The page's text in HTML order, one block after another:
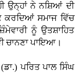
ਉਨ੍ਹਾਂ ਨੇ ਨਸ਼ਿਆਂ ਦੀ
ਕਰਦਿਆਂ ਸਮਾਜ ਵਿੱਚ
ਨੂੰ ਉਤਸ਼ਾਹਿਤ
ਚਾਨਣਾ ਪਾਇਆ।
ਪਰਿਤ ਪਾਲ ਸਿੰਘ